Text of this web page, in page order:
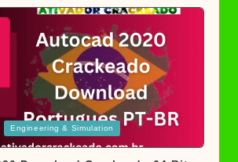
Engineering & Simulation